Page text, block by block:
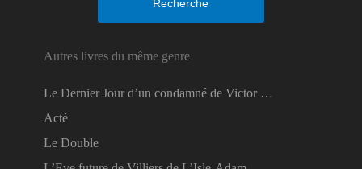
Recherche
Autres livres du même genre
Le Dernier Jour d’un condamné de Victor …
Acté
Le Double